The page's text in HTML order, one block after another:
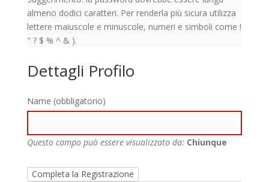
almeno dodici caratteri. Per renderla più sicura utilizza
lettere maiuscole e minuscole, numeri e simboli come !
" ? $ % ^ & ).
Dettagli Profilo
Name (obbligatorio)
Questo campo può essere visualizzato da: Chiunque